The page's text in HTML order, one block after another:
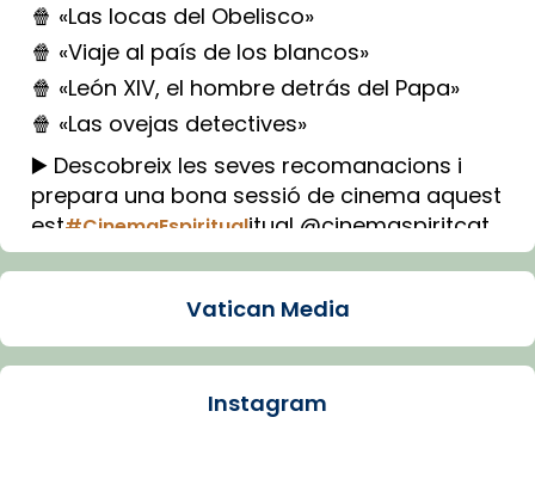
🍿 «Las locas del Obelisco»
🍿 «Viaje al país de los blancos»
🍿 «León XIV, el hombre detrás del Papa»
🍿 «Las ovejas detectives»
▶️ Descobreix les seves recomanacions i
prepara una bona sessió de cinema aquest
est#CinemaEspiritualitual @cinemaspiritcat
Imatge: Generada amb IA (OpenAI)
Arquebisbat de Barcelona
Vatican Media
Instagram